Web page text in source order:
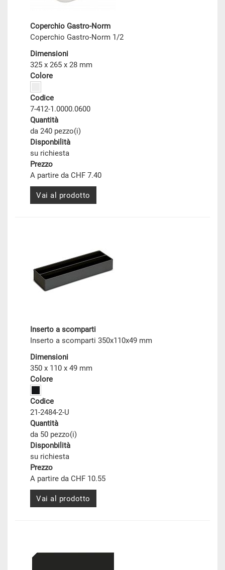
Coperchio Gastro-Norm
Coperchio Gastro-Norm 1/2
Dimensioni
325 x 265 x 28 mm
Colore
Codice
7-412-1.0000.0600
Quantità
da 240 pezzo(i)
Disponbilità
su richiesta
Prezzo
A partire da CHF 7.40
Vai al prodotto
Inserto a scomparti
Inserto a scomparti 350x110x49 mm
Dimensioni
350 x 110 x 49 mm
Colore
Codice
21-2484-2-U
Quantità
da 50 pezzo(i)
Disponbilità
su richiesta
Prezzo
A partire da CHF 10.55
Vai al prodotto